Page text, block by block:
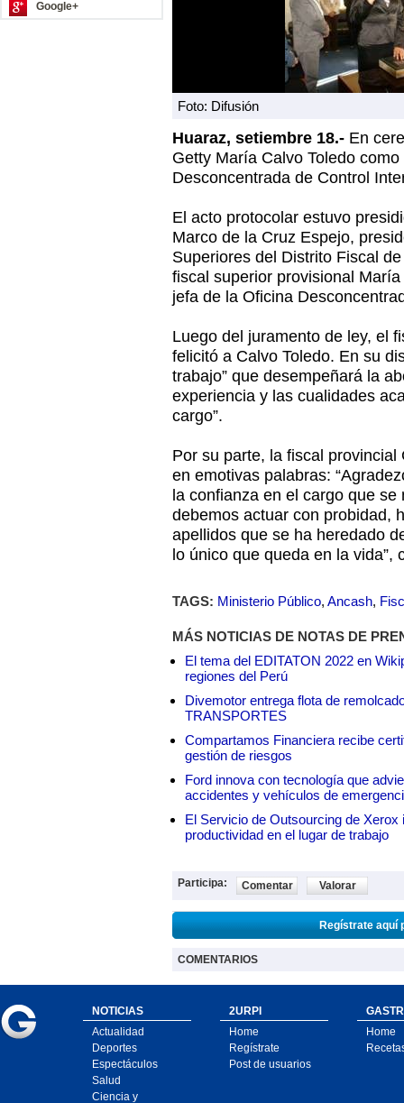
Google+
Foto: Difusión
Huaraz, setiembre 18.- En
Getty María Calvo Toledo
Desconcentrada de Control
El acto protocolar estuvo
Marco de la Cruz Espejo,
Superiores del Distrito Fiscal
fiscal superior provisional
jefa de la Oficina
Luego del juramento de ley, el
felicitó a Calvo Toledo. En su
trabajo” que desempeñará la
experiencia y las cualidades
cargo”.
Por su parte, la fiscal
en emotivas palabras:
la confianza en el cargo que
debemos actuar con probidad,
apellidos que se ha heredado
lo único que queda en la vida”,
TAGS: Ministerio Público, Ancash,
MÁS NOTICIAS DE NOTAS DE
El tema del EDITATON 2022 en
regiones del Perú
Divemotor entrega flota de
TRANSPORTES
Compartamos Financiera recibe
gestión de riesgos
Ford innova con tecnología que
accidentes y vehículos de
El Servicio de Outsourcing de
productividad en el lugar de trabajo
Participa: Comentar Valorar
Regístrate aquí
COMENTARIOS
NOTICIAS
Actualidad
Deportes
Espectáculos
Salud
Ciencia y
2URPI
Home
Regístrate
Post de usuarios
Home